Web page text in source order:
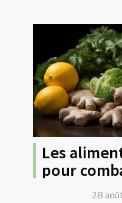
Les
pour
hivernale
28